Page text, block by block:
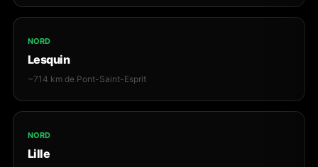
NORD
Lesquin
~714 km de Pont-Saint-Esprit
NORD
Lille